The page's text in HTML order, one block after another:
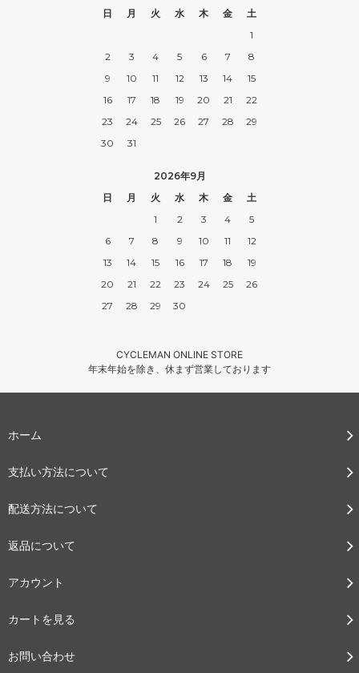
日
月 火 水 木 金
土
1
2
3 4 5 6 7
8
9
10 11 12 13 14
15
16
17 18 19 20 21
22
23
24 25 26 27 28
29
30
31
2026年9月
日
月 火 水 木 金
土
1
2 3 4
5
6
7 8 9 10 11
12
13
14 15 16 17 18
19
20
21 22 23 24 25
26
27
28 29 30
CYCLEMAN ONLINE STORE
年末年始を除き、休まず営業しております
ホーム
支払い方法について
配送方法について
返品について
アカウント
カートを見る
お問い合わせ